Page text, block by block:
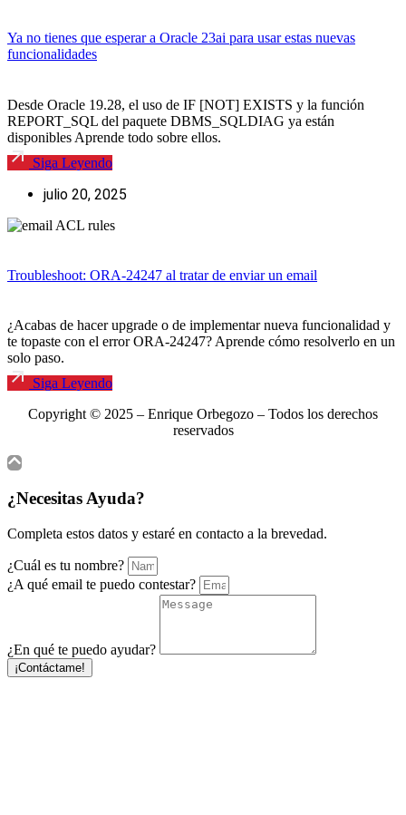
Ya no tienes que esperar a Oracle 23ai para usar estas nuevas
funcionalidades
Desde Oracle 19.28, el uso de IF [NOT] EXISTS y la función
REPORT_SQL del paquete DBMS_SQLDIAG ya están
disponibles Aprende todo sobre ellos.
Siga Leyendo
julio 20, 2025
Troubleshoot: ORA-24247 al tratar de enviar un email
¿Acabas de hacer upgrade o de implementar nueva funcionalidad y
te topaste con el error ORA-24247? Aprende cómo resolverlo en un
solo paso.
Siga Leyendo
Copyright © 2025 – Enrique Orbegozo – Todos los derechos
reservados
¿Necesitas Ayuda?
Completa estos datos y estaré en contacto a la brevedad.
¿Cuál es tu nombre?
¿A qué email te puedo contestar?
¿En qué te puedo ayudar?
¡Contáctame!